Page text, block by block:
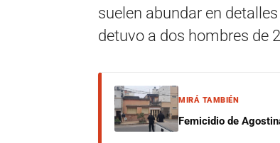
suelen abundar en
detuvo a dos hombres de
MIRÁ TAMBIÉN
Femicidio de